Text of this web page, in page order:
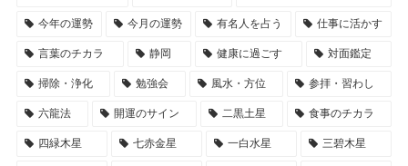
今年の運勢 今月の運勢 有名人を占う 仕事に活かす
言葉のチカラ 静岡 健康に過ごす 対面鑑定
掃除・浄化 勉強会 風水・方位 参拝・習わし
六龍法 開運のサイン 二黒土星 食事のチカラ
四緑木星 七赤金星 一白水星 三碧木星